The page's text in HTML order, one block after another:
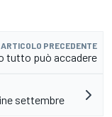
ARTICOLO PRECEDENTE
tutto può accadere
settembre